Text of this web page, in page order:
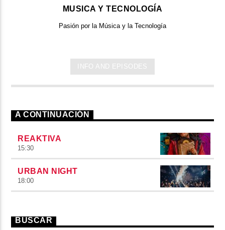
MUSICA Y TECNOLOGÍA
Pasión por la Música y la Tecnología
INFO AND EPISODES
A CONTINUACIÓN
REAKTIVA
15:30
URBAN NIGHT
18:00
BUSCAR